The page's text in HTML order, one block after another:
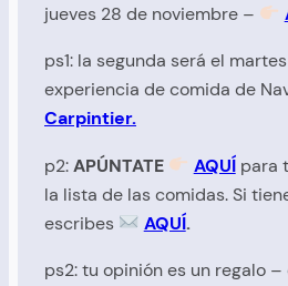
jueves 28 de noviembre –
ps1: la segunda será el
experiencia de comida de
Carpintier.
p2:APÚNTATE AQUÍpara
la lista de las comidas. Si
escribes
AQUÍ.
ps2: tu opinión es un regalo